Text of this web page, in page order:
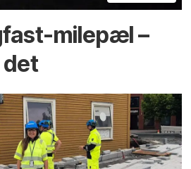
milepæl –
det